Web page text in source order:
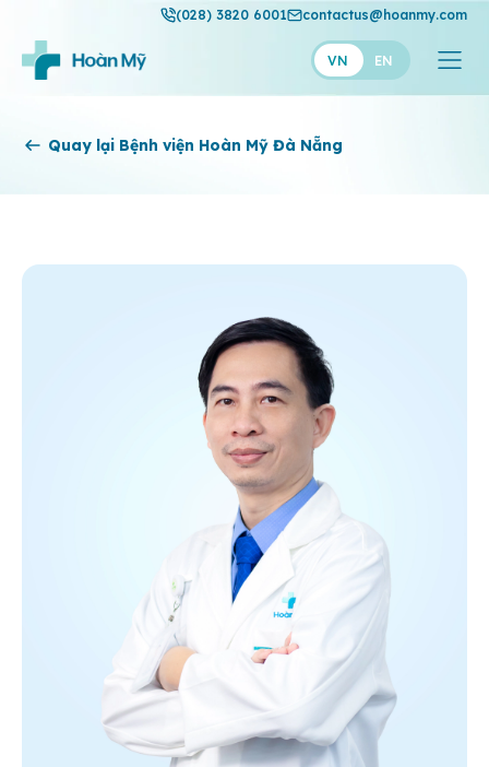
(028) 3820 6001 contactus@hoanmy.com
VN EN
Hoàn Mỹ
Thuận Mỹ
Quay lại Bệnh viện Hoàn Mỹ Đà Nẵng